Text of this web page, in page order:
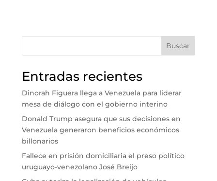
Buscar
Entradas recientes
Dinorah Figuera llega a Venezuela para liderar
mesa de diálogo con el gobierno interino
Donald Trump asegura que sus decisiones en
Venezuela generaron beneficios económicos
billonarios
Fallece en prisión domiciliaria el preso político
uruguayo-venezolano José Breijo